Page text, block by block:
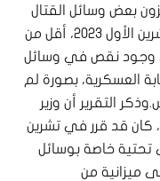
بعض وسائل القتال
في الجيش الإسرائيلي كان، حتى 6 تشرين الأول 2023، أقل من
وجود نقص في وسائل
العسكرية، بصورة لم
التقرير أن وزير
كان قد قرر في تشرين
تحتية خاصة بوسائل
ميزانية من